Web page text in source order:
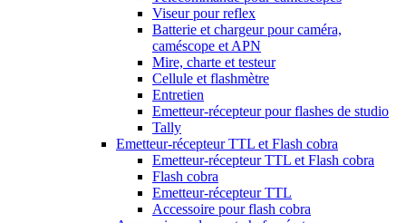
Viseur pour reflex
Batterie et chargeur pour caméra,
caméscope et APN
Mire, charte et testeur
Cellule et flashmètre
Entretien
Emetteur-récepteur pour flashes de studio
Tally
Emetteur-récepteur TTL et Flash cobra
Emetteur-récepteur TTL et Flash cobra
Flash cobra
Emetteur-récepteur TTL
Accessoire pour flash cobra